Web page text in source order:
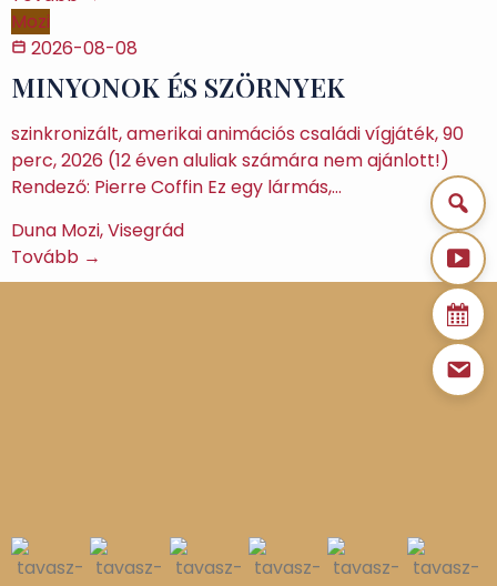
Mozi
2026-08-08
MINYONOK ÉS SZÖRNYEK
szinkronizált, amerikai animációs családi vígjáték, 90
perc, 2026 (12 éven aluliak számára nem ajánlott!)
Rendező: Pierre Coffin Ez egy lármás,…
Duna Mozi, Visegrád
Tovább →